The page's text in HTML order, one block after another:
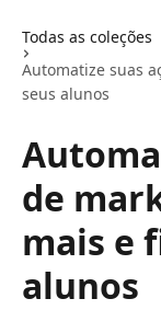
Todas as coleções
Automatize suas
seus alunos
de
mais e
alunos